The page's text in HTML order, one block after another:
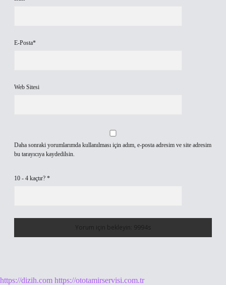
E-Posta*
Web Sitesi
Daha sonraki yorumlarımda kullanılması için adım, e-posta adresim ve site adresim
bu tarayıcıya kaydedilsin.
10 - 4 kaçtır? *
https://dizih.com https://ototamirservisi.com.tr